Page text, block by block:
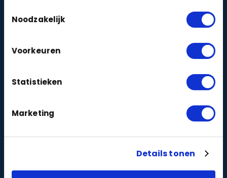
Noodzakelijk
Voorkeuren
Statistieken
Marketing
Details tonen
Camerabewaking particulier
particulier
Intercom particulier
WiFi particulier